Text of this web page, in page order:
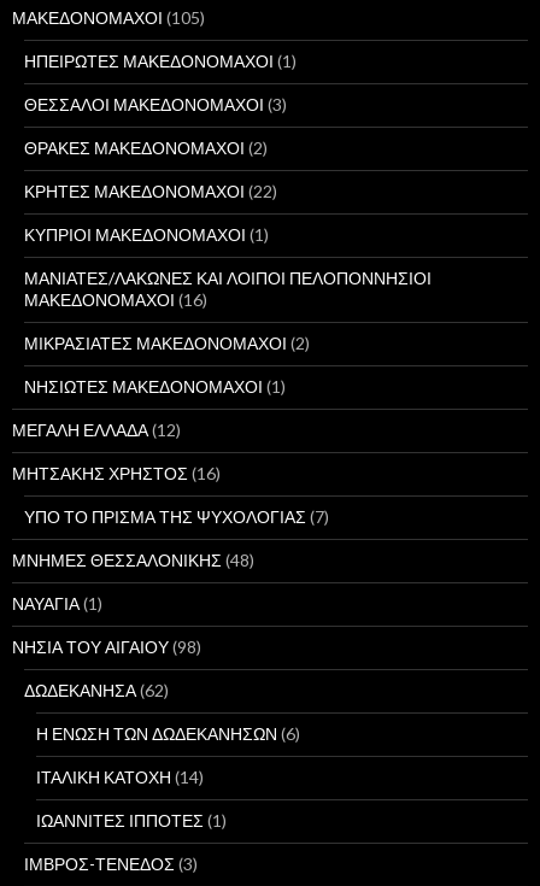
ΜΑΚΕΔΟΝΟΜΑΧΟΙ (105)
ΗΠΕΙΡΩΤΕΣ ΜΑΚΕΔΟΝΟΜΑΧΟΙ (1)
ΘΕΣΣΑΛΟΙ ΜΑΚΕΔΟΝΟΜΑΧΟΙ (3)
ΘΡΑΚΕΣ ΜΑΚΕΔΟΝΟΜΑΧΟΙ (2)
ΚΡΗΤΕΣ ΜΑΚΕΔΟΝΟΜΑΧΟΙ (22)
ΚΥΠΡΙΟΙ ΜΑΚΕΔΟΝΟΜΑΧΟΙ (1)
ΜΑΝΙΑΤΕΣ/ΛΑΚΩΝΕΣ ΚΑΙ ΛΟΙΠΟΙ ΠΕΛΟΠΟΝΝΗΣΙΟΙ
ΜΑΚΕΔΟΝΟΜΑΧΟΙ (16)
ΜΙΚΡΑΣΙΑΤΕΣ ΜΑΚΕΔΟΝΟΜΑΧΟΙ (2)
ΝΗΣΙΩΤΕΣ ΜΑΚΕΔΟΝΟΜΑΧΟΙ (1)
ΜΕΓΑΛΗ ΕΛΛΑΔΑ(12)
ΜΗΤΣΑΚΗΣ ΧΡΗΣΤΟΣ (16)
ΥΠΟ ΤΟ ΠΡΙΣΜΑ ΤΗΣ ΨΥΧΟΛΟΓΙΑΣ (7)
ΜΝΗΜΕΣ ΘΕΣΣΑΛΟΝΙΚΗΣ (48)
ΝΑΥΑΓΙΑ(1)
ΝΗΣΙΑ ΤΟΥ ΑΙΓΑΙΟΥ(98)
ΔΩΔΕΚΑΝΗΣΑ(62)
Η ΕΝΩΣΗ ΤΩΝ ΔΩΔΕΚΑΝΗΣΩΝ (6)
ΙΤΑΛΙΚΗ ΚΑΤΟΧΗ (14)
ΙΩΑΝΝΙΤΕΣ ΙΠΠΟΤΕΣ (1)
ΙΜΒΡΟΣ-ΤΕΝΕΔΟΣ (3)